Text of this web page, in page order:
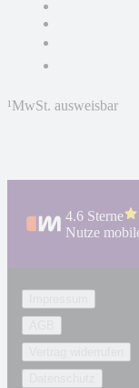
¹MwSt. ausweisbar
4.6 Sterne
Nutze